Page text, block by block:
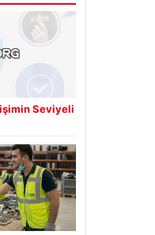
Seviyeli